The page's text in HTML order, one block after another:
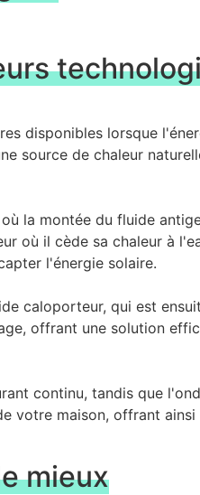
disponibles lorsque
source de chaleur
la montée du fluide
où il cède sa chaleur à
l'énergie solaire.
caloporteur, qui est
offrant une solution
continu, tandis que
votre maison, offrant
mieux